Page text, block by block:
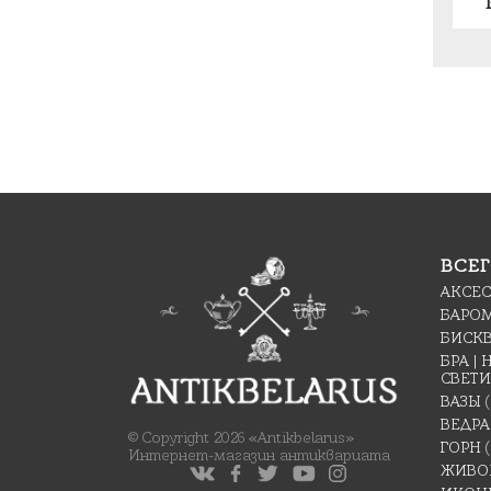
© Copyright 2026 «Antikbelarus»
Интернет-магазин антиквариата
БРА |
ВАЗЫ
ГОРН